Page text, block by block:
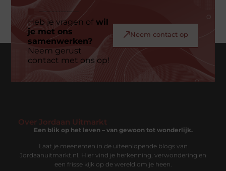
Heb je vragen ofwil
je met ons
samenwerken?
Neem gerust
contact met ons op!
Neem contact op
Over Jordaan Uitmarkt
Een blik op het leven – van gewoon tot wonderlijk.
Laat je meenemen in de uiteenlopende blogs van
Jordaanuitmarkt.nl. Hier vind je herkenning, verwondering en
een frisse kijk op de wereld om je heen.